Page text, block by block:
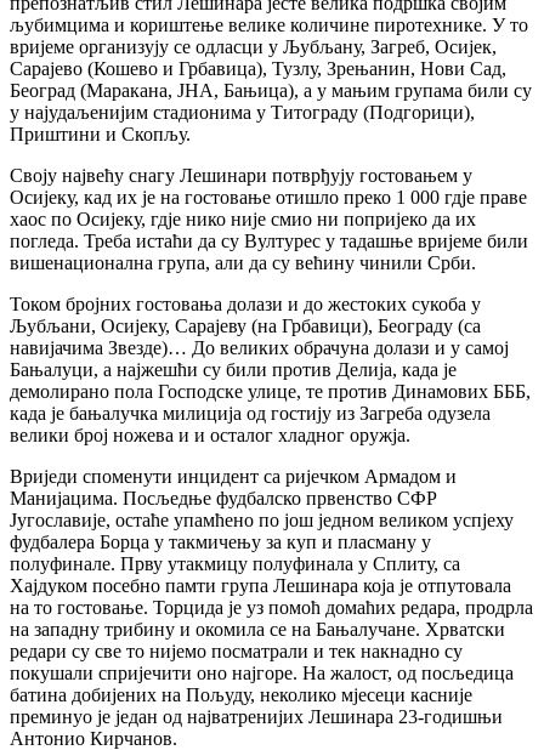
љубимцима и кориштење велике количине пиротехнике. У то
вријеме организују се одласци у Љубљану, Загреб, Осијек,
Сарајево (Кошево и Грбавица), Тузлу, Зрењанин, Нови Сад,
Београд (Маракана, ЈНА, Бањица), а у мањим групама били су
у најудаљенијим стадионима у Титограду (Подгорици),
Приштини и Скопљу.
Своју највећу снагу Лешинари потврђују гостовањем у
Осијеку, кад их је на гостовање отишло преко 1 000 гдје праве
хаос по Осијеку, гдје нико није смио ни попријеко да их
погледа. Треба истаћи да су Вултурес у тадашње вријеме били
вишенационална група, али да су већину чинили Срби.
Током бројних гостовања долази и до жестоких сукоба у
Љубљани, Осијеку, Сарајеву (на Грбавици), Београду (са
навијачима Звезде)… До великих обрачуна долази и у самој
Бањалуци, а најжешћи су били против Делија, када је
демолирано пола Господске улице, те против Динамових БББ,
када је бањалучка милиција од гостију из Загреба одузела
велики број ножева и и осталог хладног оружја.
Вриједи споменути инцидент са ријечком Армадом и
Манијацима. Посљедње фудбалско првенство СФР
Југославије, остаће упамћено по још једном великом успјеху
фудбалера Борца у такмичењу за куп и пласману у
полуфинале. Прву утакмицу полуфинала у Сплиту, са
Хајдуком посебно памти група Лешинара која је отпутовала
на то гостовање. Торцида је уз помоћ домаћих редара, продрла
на западну трибину и окомила се на Бањалучане. Хрватски
редари су све то нијемо посматрали и тек накнадно су
покушали спријечити оно најгоре. На жалост, од посљедица
батина добијених на Пољуду, неколико мјесеци касније
преминуо је један од најватренијих Лешинара 23-годишњи
Антонио Кирчанов.